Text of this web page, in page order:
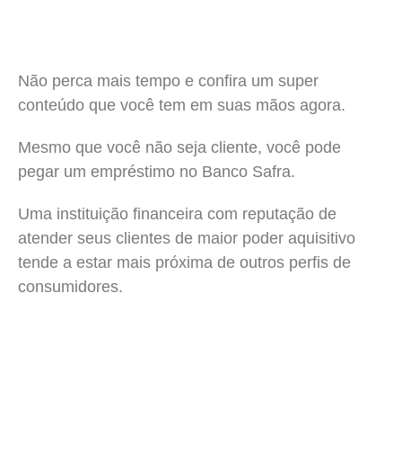
Não perca mais tempo e confira um super
conteúdo que você tem em suas mãos agora.
Mesmo que você não seja cliente, você pode
pegar um empréstimo no Banco Safra.
Uma instituição financeira com reputação de
atender seus clientes de maior poder aquisitivo
tende a estar mais próxima de outros perfis de
consumidores.